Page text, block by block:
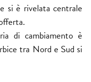
si è rivelata centrale
di cambiamento è
tra Nord e Sud si